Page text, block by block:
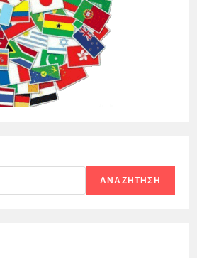
ΑΝΑΖΉΤΗΣΗ